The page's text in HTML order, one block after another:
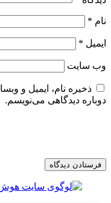
نام *
ایمیل *
وب‌ سایت
ذخیره نام، ایمیل و
دوباره دیدگاهی می‌نویسم.